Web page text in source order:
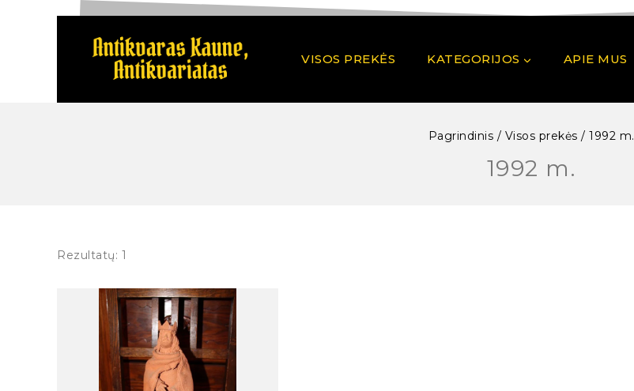
VISOS PREKĖS KATEGORIJOS APIE MUS
Pagrindinis / Visos prekės / 1992 m.
1992 m.
Rezultatų: 1